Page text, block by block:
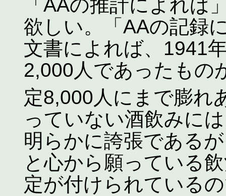
「AAの推計によれば
欲しい。「AAの記録
文書によれば、1941
2,000人であったもの
定8,000人にまで膨れ
っていない酒飲みに
明らかに誇張である
と心から願っている
定が付けられている